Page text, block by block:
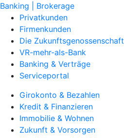
Banking | Brokerage
Privatkunden
Firmenkunden
Die Zukunftsgenossenschaft
VR-mehr-als-Bank
Banking & Verträge
Serviceportal
Girokonto & Bezahlen
Kredit & Finanzieren
Immobilie & Wohnen
Zukunft & Vorsorgen